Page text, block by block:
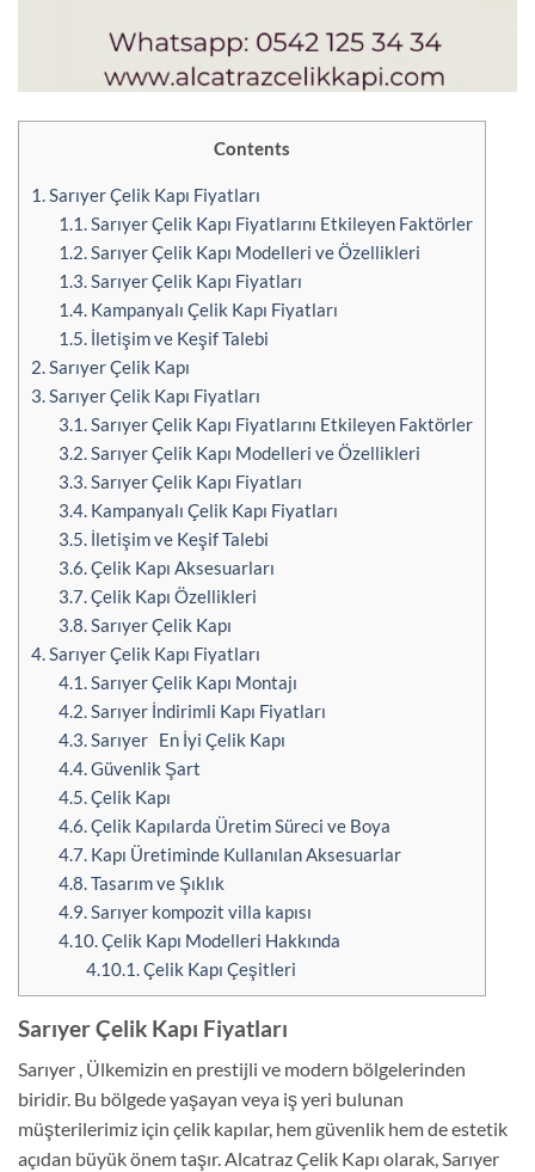
Contents
1.Sarıyer Çelik Kapı Fiyatları
1.1.Sarıyer Çelik Kapı Fiyatlarını Etkileyen Faktörler
1.2.Sarıyer Çelik Kapı Modelleri ve Özellikleri
1.3.Sarıyer Çelik Kapı Fiyatları
1.4.Kampanyalı Çelik Kapı Fiyatları
1.5.İletişim ve Keşif Talebi
2.Sarıyer Çelik Kapı
3.Sarıyer Çelik Kapı Fiyatları
3.1.Sarıyer Çelik Kapı Fiyatlarını Etkileyen Faktörler
3.2.Sarıyer Çelik Kapı Modelleri ve Özellikleri
3.3.Sarıyer Çelik Kapı Fiyatları
3.4.Kampanyalı Çelik Kapı Fiyatları
3.5.İletişim ve Keşif Talebi
3.6.Çelik Kapı Aksesuarları
3.7.Çelik Kapı Özellikleri
3.8.Sarıyer Çelik Kapı
4.Sarıyer Çelik Kapı Fiyatları
4.1.Sarıyer Çelik Kapı Montajı
4.2.Sarıyer İndirimli Kapı Fiyatları
4.3.Sarıyer En İyi Çelik Kapı
4.4.Güvenlik Şart
4.5.Çelik Kapı
4.6.Çelik Kapılarda Üretim Süreci ve Boya
4.7.Kapı Üretiminde Kullanılan Aksesuarlar
4.8.Tasarım ve Şıklık
4.9.Sarıyer kompozit villa kapısı
4.10.Çelik Kapı Modelleri Hakkında
4.10.1.Çelik Kapı Çeşitleri
Sarıyer Çelik Kapı Fiyatları
Sarıyer , Ülkemizin en prestijli ve modern bölgelerinden
biridir. Bu bölgede yaşayan veya iş yeri bulunan
müşterilerimiz için çelik kapılar, hem güvenlik hem de estetik
açıdan büyük önem taşır. Alcatraz Çelik Kapı olarak, Sarıyer